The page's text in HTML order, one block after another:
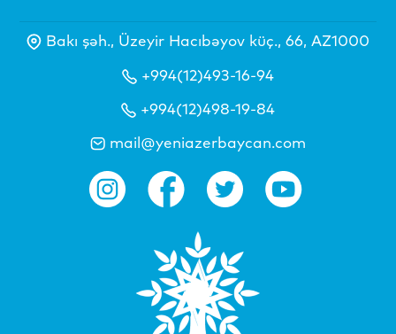
Bakı şəh., Üzeyir Hacıbəyov küç., 66, AZ1000
+994(12)493-16-94
+994(12)498-19-84
mail@yeniazerbaycan.com